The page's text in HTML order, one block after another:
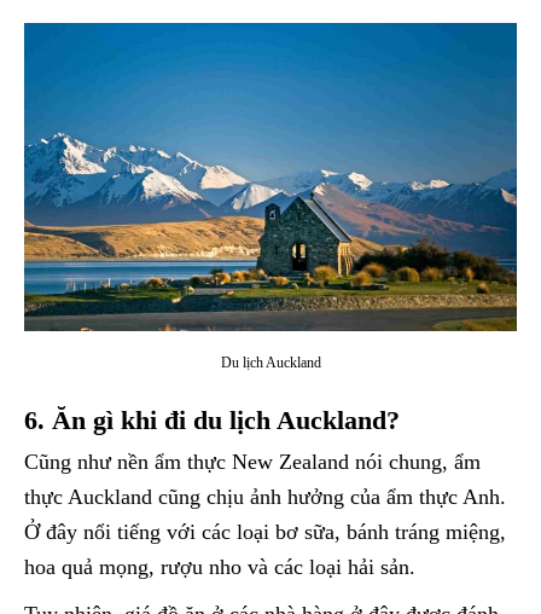
Du lịch Auckland
6. Ăn gì khi đi du lịch Auckland?
Cũng như nền ẩm thực New Zealand nói chung, ẩm
thực Auckland cũng chịu ảnh hưởng của ẩm thực Anh.
Ở đây nổi tiếng với các loại bơ sữa, bánh tráng miệng,
hoa quả mọng, rượu nho và các loại hải sản.